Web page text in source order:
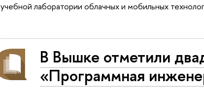
учебной лаборатории облачных и мобильных
В Вышке отметили
«Программная